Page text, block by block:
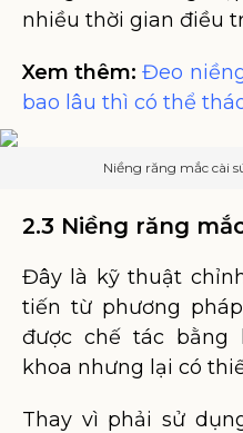
nhiều thời gian điều
Xem thêm: Đeo
bao lâu thì có thể
Niềng răng mắc cài
2.3 Niềng răng
Đây là kỹ thuật
tiến từ phương
được chế tác bằng
khoa nhưng lại có
Thay vì phải sử